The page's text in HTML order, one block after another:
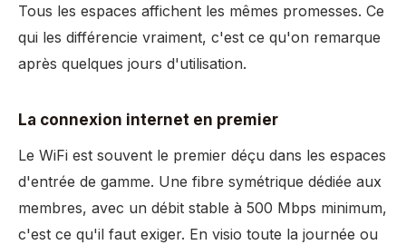
Tous les espaces affichent les mêmes promesses. Ce
qui les différencie vraiment, c'est ce qu'on remarque
après quelques jours d'utilisation.
La connexion internet en premier
Le WiFi est souvent le premier déçu dans les espaces
d'entrée de gamme. Une fibre symétrique dédiée aux
membres, avec un débit stable à 500 Mbps minimum,
c'est ce qu'il faut exiger. En visio toute la journée ou